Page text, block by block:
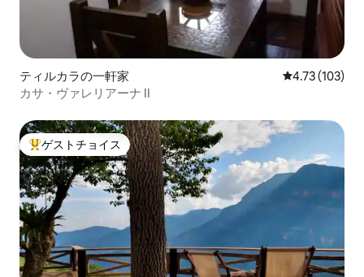
ティルカラの一軒家 レビュー103
4.73 (103)
カサ・ヴァレリアーナ II
大好評のゲストチョイスです。
ゲストチョイス